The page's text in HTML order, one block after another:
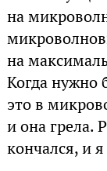
на
на
Когда нужно
это в
и она грела.
кончался, и